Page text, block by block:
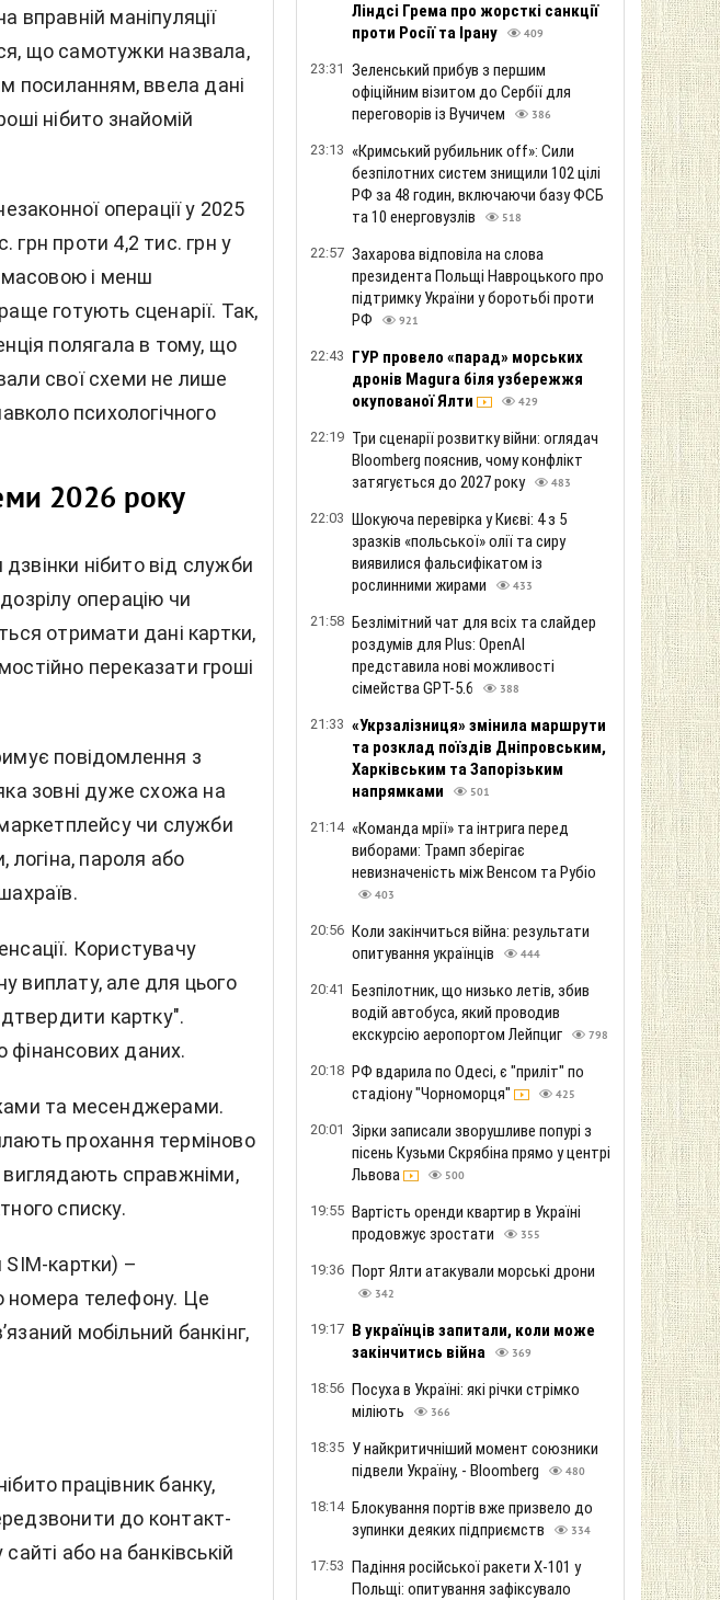
вправній маніпуляції
що самотужки назвала,
посиланням, ввела дані
нібито знайомій
операції у 2025
грн проти 4,2 тис. грн у
масовою і менш
готують сценарії. Так,
полягала в тому, що
свої схеми не лише
психологічного
2026 року
нібито від служби
операцію чи
отримати дані картки,
переказати гроші
повідомлення з
зовні дуже схожа на
чи служби
логіна, пароля або
Користувачу
виплату, але для цього
картку".
даних.
та месенджерами.
прохання терміново
виглядають справжніми,
списку.
SIM-картки) –
номера телефону. Це
мобільний банкінг,
працівник банку,
до контакт-
або на банківській
Ліндсі Грема про жорсткі санкції
проти Росії та Ірану
409
23:31 Зеленський прибув з першим
офіційним візитом до Сербії для
переговорів із Вучичем
386
23:13 «Кримський рубильник off»: Сили
безпілотних систем знищили 102 цілі
РФ за 48 годин, включаючи базу ФСБ
та 10 енерговузлів
518
22:57 Захарова відповіла на слова
президента Польщі Навроцького про
підтримку України у боротьбі проти
РФ
921
22:43 ГУР провело «парад» морських
дронів Magura біля узбережжя
окупованої Ялти
429
22:19 Три сценарії розвитку війни: оглядач
Bloomberg пояснив, чому конфлікт
затягується до 2027 року
483
22:03 Шокуюча перевірка у Києві: 4 з 5
зразків «польської» олії та сиру
виявилися фальсифікатом із
рослинними жирами
433
21:58 Безлімітний чат для всіх та слайдер
роздумів для Plus: OpenAI
представила нові можливості
сімейства GPT-5.6
388
21:33 «Укрзалізниця» змінила маршрути
та розклад поїздів Дніпровським,
Харківським та Запорізьким
напрямками
501
21:14 «Команда мрії» та інтрига перед
виборами: Трамп зберігає
невизначеність між Венсом та Рубіо
403
20:56 Коли закінчиться війна: результати
опитування українців
444
20:41 Безпілотник, що низько летів, збив
водій автобуса, який проводив
екскурсію аеропортом Лейпциг
798
20:18 РФ вдарила по Одесі, є "приліт" по
стадіону "Чорноморця"
425
20:01 Зірки записали зворушливе попурі з
пісень Кузьми Скрябіна прямо у центрі
Львова
500
19:55 Вартість оренди квартир в Україні
продовжує зростати
355
19:36 Порт Ялти атакували морські дрони
342
19:17 В українців запитали, коли може
закінчитись війна
369
18:56 Посуха в Україні: які річки стрімко
міліють
366
18:35 У найкритичніший момент союзники
підвели Україну, - Bloomberg
480
18:14 Блокування портів вже призвело до
зупинки деяких підприємств
334
17:53 Падіння російської ракети Х-101 у
Польщі: опитування зафіксувало